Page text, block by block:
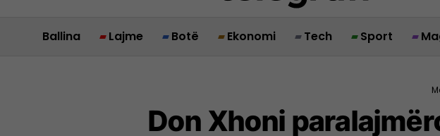
Ballina Lajme Botë Ekonomi Tech Sport
Don Xhoni